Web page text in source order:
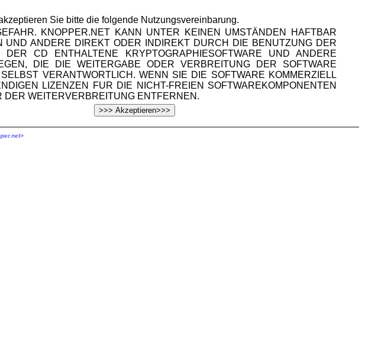
Sie bitte die folgende Nutzungsvereinbarung.
KNOPPER.NET KANN UNTER KEINEN UMSTÄNDEN HAFTBAR
ANDERE DIREKT ODER INDIREKT DURCH DIE BENUTZUNG DER
CD ENTHALTENE KRYPTOGRAPHIESOFTWARE UND ANDERE
DIE DIE WEITERGABE ODER VERBREITUNG DER SOFTWARE
VERANTWORTLICH. WENN SIE DIE SOFTWARE KOMMERZIELL
LIZENZEN FUR DIE NICHT-FREIEN SOFTWAREKOMPONENTEN
WEITERVERBREITUNG ENTFERNEN.